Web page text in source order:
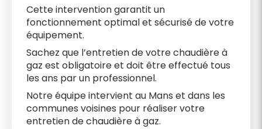
Cette intervention garantit un
fonctionnement optimal et sécurisé de votre
équipement.
Sachez que l’entretien de votre chaudière à
gaz est obligatoire et doit être effectué tous
les ans par un professionnel.
Notre équipe intervient au Mans et dans les
communes voisines pour réaliser votre
entretien de chaudière à gaz.